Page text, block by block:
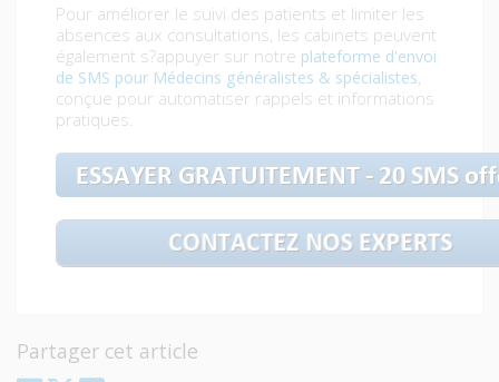
Pour améliorer le suivi des patients et limiter les
absences aux consultations, les cabinets peuvent
également s?appuyer sur notre plateforme d'envoi
de SMS pour Médecins généralistes & spécialistes
conçue pour automatiser rappels et informations
pratiques.
Partager cet article